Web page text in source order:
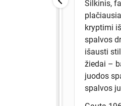
Šilkinis,
kryptimi
spalvos
išausti
žiedai –
juodos
spalvos